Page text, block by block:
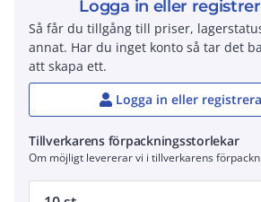
Logga in eller
Så får du tillgång till priser,
annat. Har du inget konto så tar det
att skapa ett.
Logga in eller
Tillverkarens förpackningsstorlekar
Om möjligt levererar vi i tillverkarens